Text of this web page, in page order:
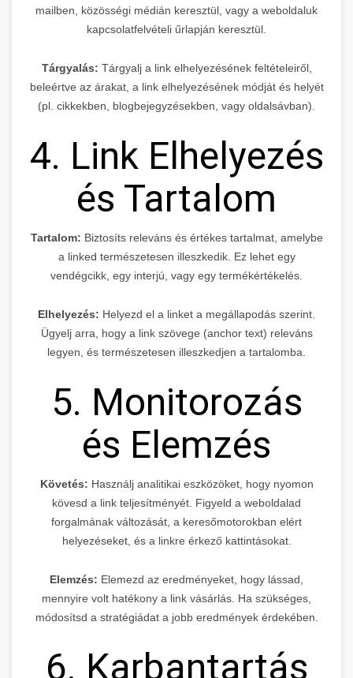
mailben, közösségi médián keresztül, vagy a weboldaluk
kapcsolatfelvételi űrlapján keresztül.
Tárgyalás: Tárgyalj a link elhelyezésének feltételeiről,
beleértve az árakat, a link elhelyezésének módját és helyét
(pl. cikkekben, blogbejegyzésekben, vagy oldalsávban).
4. Link Elhelyezés
és Tartalom
Tartalom: Biztosíts releváns és értékes tartalmat, amelybe
a linked természetesen illeszkedik. Ez lehet egy
vendégcikk, egy interjú, vagy egy termékértékelés.
Elhelyezés: Helyezd el a linket a megállapodás szerint.
Ügyelj arra, hogy a link szövege (anchor text) releváns
legyen, és természetesen illeszkedjen a tartalomba.
5. Monitorozás
és Elemzés
Követés: Használj analitikai eszközöket, hogy nyomon
kövesd a link teljesítményét. Figyeld a weboldalad
forgalmának változását, a keresőmotorokban elért
helyezéseket, és a linkre érkező kattintásokat.
Elemzés: Elemezd az eredményeket, hogy lássad,
mennyire volt hatékony a link vásárlás. Ha szükséges,
módosítsd a stratégiádat a jobb eredmények érdekében.
6. Karbantartás